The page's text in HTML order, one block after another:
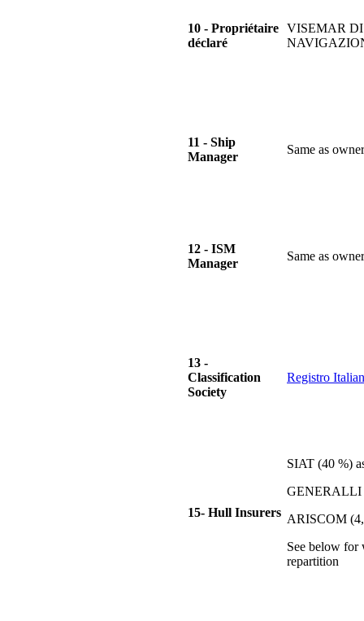
10 - Propriétaire
déclaré
VISEMAR DI
11 - Ship
Manager
Same as owner
12 - ISM
Manager
Same as owner
13 -
Classification
Society
Registro
15- Hull Insurers
SIAT (40 %)
GENERALLI
ARISCOM
See below for
repartition